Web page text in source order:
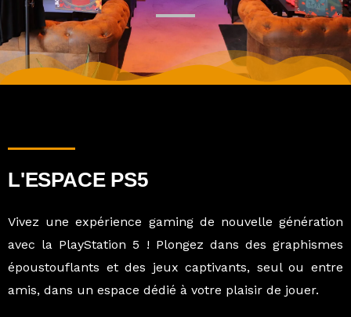
L'ESPACE PS5
Vivez une expérience gaming de nouvelle génération
avec la PlayStation 5 ! Plongez dans des graphismes
époustouflants et des jeux captivants, seul ou entre
amis, dans un espace dédié à votre plaisir de jouer.